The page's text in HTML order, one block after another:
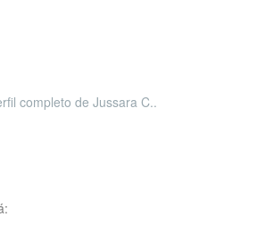
completo de Jussara C..